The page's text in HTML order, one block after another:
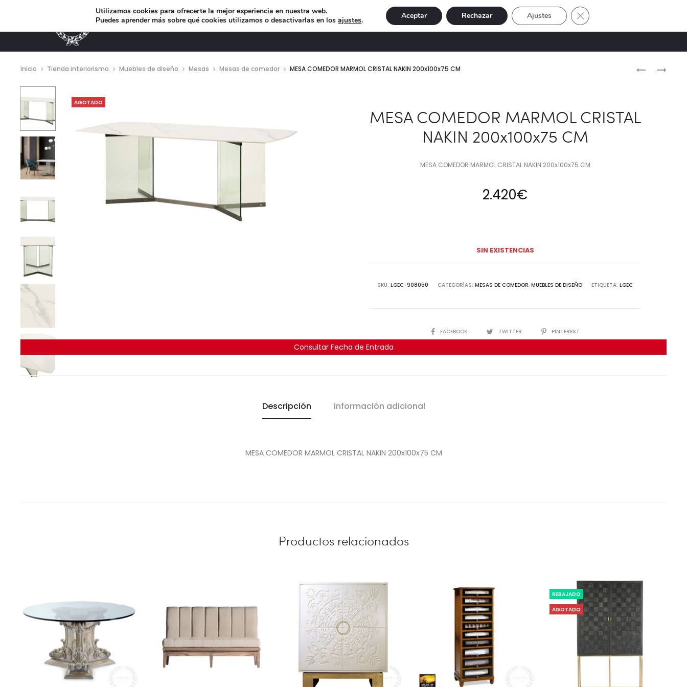
MUEBLES DE DISEÑO ILUMINACIÓN NAVIDAD EXCLUSIVE OFERTAS Buscar
Inicio Tienda interiorismo Muebles de diseño Mesas Mesas de comedor MESA COMEDOR MARMOL CRISTAL NAKIN 200x100x75 CM
Consultar Fecha de Entrada
AGOTADO
MESA COMEDOR MARMOL CRISTAL
NAKIN 200x100x75 CM
MESA COMEDOR MARMOL CRISTAL NAKIN 200x100x75 CM
2.420€
SIN EXISTENCIAS
SKU: LGEC-908050 CATEGORÍAS: MESAS DE COMEDOR, MUEBLES DE DISEÑO ETIQUETA: LGEC
COMPARTIR
FACEBOOK TWITTER PINTEREST
Descripción Información adicional
MESA COMEDOR MARMOL CRISTAL NAKIN 200x100x75 CM
Productos relacionados
REBAJADO
AGOTADO
Utilizamos cookies para ofrecerte la mejor experiencia en nuestra web.
Puedes aprender más sobre qué cookies utilizamos o desactivarlas en losajustes. Aceptar Rechazar Ajustes Cerrar el banner de cookies